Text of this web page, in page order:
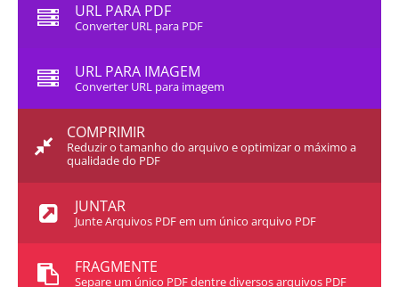
URL PARA PDF
Converter URL para PDF
URL PARA IMAGEM
Converter URL para imagem
COMPRIMIR
Reduzir o tamanho do arquivo e optimizar o máximo a
qualidade do PDF
JUNTAR
Junte Arquivos PDF em um único arquivo PDF
FRAGMENTE
Separe um único PDF dentre diversos arquivos PDF